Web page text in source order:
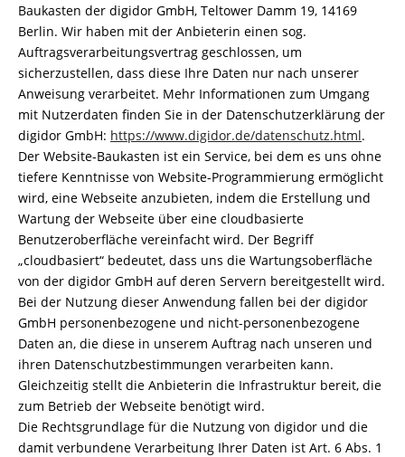
Baukasten der digidor GmbH, Teltower Damm 19, 14169
Berlin. Wir haben mit der Anbieterin einen sog.
Auftragsverarbeitungsvertrag geschlossen, um
sicherzustellen, dass diese Ihre Daten nur nach unserer
Anweisung verarbeitet. Mehr Informationen zum Umgang
mit Nutzerdaten finden Sie in der Datenschutzerklärung der
digidor GmbH: https://www.digidor.de/datenschutz.html.
Der Website-Baukasten ist ein Service, bei dem es uns ohne
tiefere Kenntnisse von Website-Programmierung ermöglicht
wird, eine Webseite anzubieten, indem die Erstellung und
Wartung der Webseite über eine cloudbasierte
Benutzeroberfläche vereinfacht wird. Der Begriff
„cloudbasiert“ bedeutet, dass uns die Wartungsoberfläche
von der digidor GmbH auf deren Servern bereitgestellt wird.
Bei der Nutzung dieser Anwendung fallen bei der digidor
GmbH personenbezogene und nicht-personenbezogene
Daten an, die diese in unserem Auftrag nach unseren und
ihren Datenschutzbestimmungen verarbeiten kann.
Gleichzeitig stellt die Anbieterin die Infrastruktur bereit, die
zum Betrieb der Webseite benötigt wird.
Die Rechtsgrundlage für die Nutzung von digidor und die
damit verbundene Verarbeitung Ihrer Daten ist Art. 6 Abs. 1